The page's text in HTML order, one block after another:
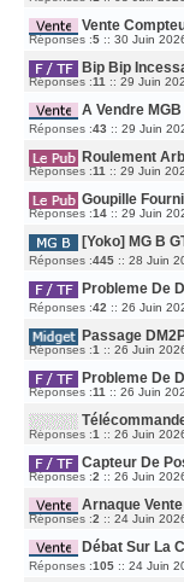
Vente
Réponses :5 :: 30 Juin
Bip Bip
Réponses :11 :: 29 Juin
A Vendre
Réponses :43 :: 29 Juin
Roulement
Réponses :11 :: 29 Juin
Goupille
Réponses :14 :: 29 Juin
[Yoko] MG B
Réponses :445 :: 28 Juin
Probleme De
Réponses :42 :: 26 Juin
Passage
Réponses :1 :: 26 Juin
Probleme De
Réponses :11 :: 26 Juin
Réponses :1 :: 26 Juin
Capteur De
Réponses :2 :: 26 Juin
Arnaque
Réponses :2 :: 24 Juin
Débat Sur La
Réponses :105 :: 24 Juin